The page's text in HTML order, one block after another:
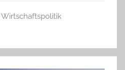
Wirtschaftspolitik